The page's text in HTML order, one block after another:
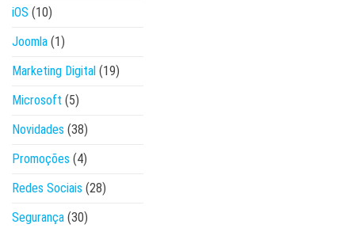
iOS (10)
Joomla (1)
Marketing Digital (19)
Microsoft (5)
Novidades (38)
Promoções (4)
Redes Sociais (28)
Segurança (30)